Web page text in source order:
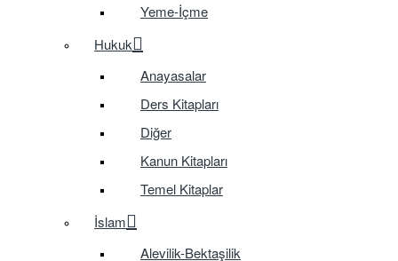
Yeme-İçme
Hukuk
Anayasalar
Ders Kitapları
Diğer
Kanun Kitapları
Temel Kitaplar
İslam
Alevilik-Bektaşilik